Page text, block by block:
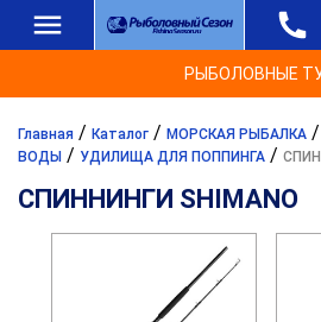
РЫБОЛОВНЫЕ
Главная / Каталог / МОРСКАЯ РЫБАЛКА /
ВОДЫ / УДИЛИЩА ДЛЯ ПОППИНГА /
СПИННИНГИ SHIMANO